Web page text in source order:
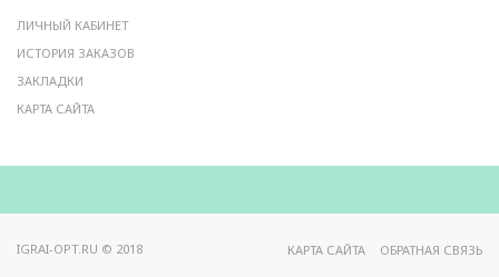
ЛИЧНЫЙ КАБИНЕТ
ИСТОРИЯ ЗАКАЗОВ
ЗАКЛАДКИ
КАРТА САЙТА
IGRAI-OPT.RU © 2018 КАРТА САЙТА ОБРАТНАЯ СВЯЗЬ